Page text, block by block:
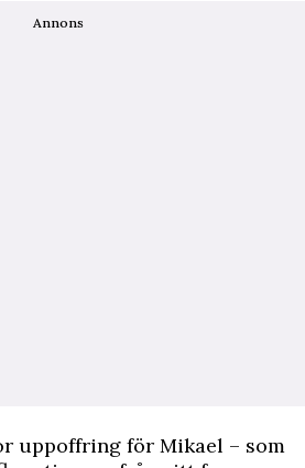
Annons
uppoffring för Mikael – som